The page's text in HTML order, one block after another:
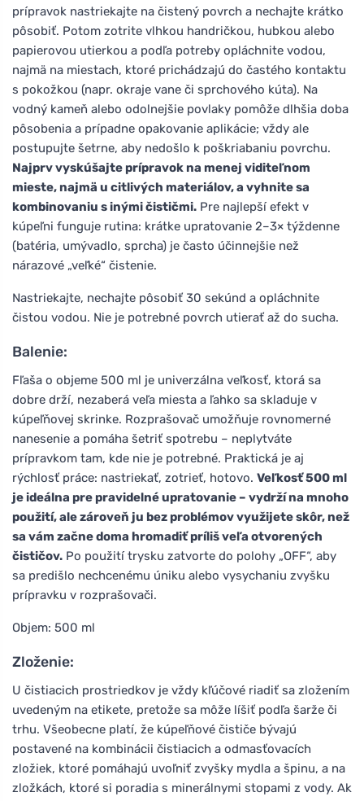
prípravok nastriekajte na čistený povrch a nechajte krátko
pôsobiť. Potom zotrite vlhkou handričkou, hubkou alebo
papierovou utierkou a podľa potreby opláchnite vodou,
najmä na miestach, ktoré prichádzajú do častého kontaktu
s pokožkou (napr. okraje vane či sprchového kúta). Na
vodný kameň alebo odolnejšie povlaky pomôže dlhšia doba
pôsobenia a prípadne opakovanie aplikácie; vždy ale
postupujte šetrne, aby nedošlo k poškriabaniu povrchu.
Najprv vyskúšajte prípravok na menej viditeľnom
mieste, najmä u citlivých materiálov, a vyhnite sa
kombinovaniu s inými čističmi. Pre najlepší efekt v
kúpeľni funguje rutina: krátke upratovanie 2–3× týždenne
(batéria, umývadlo, sprcha) je často účinnejšie než
nárazové „veľké“ čistenie.
Nastriekajte, nechajte pôsobiť 30 sekúnd a opláchnite
čistou vodou. Nie je potrebné povrch utierať až do sucha.
Balenie:
Fľaša o objeme 500 ml je univerzálna veľkosť, ktorá sa
dobre drží, nezaberá veľa miesta a ľahko sa skladuje v
kúpeľňovej skrinke. Rozprašovač umožňuje rovnomerné
nanesenie a pomáha šetriť spotrebu – neplytváte
prípravkom tam, kde nie je potrebné. Praktická je aj
rýchlosť práce: nastriekať, zotrieť, hotovo. Veľkosť 500 ml
je ideálna pre pravidelné upratovanie – vydrží na mnoho
použití, ale zároveň ju bez problémov využijete skôr, než
sa vám začne doma hromadiť príliš veľa otvorených
čističov. Po použití trysku zatvorte do polohy „OFF“, aby
sa predišlo nechcenému úniku alebo vysychaniu zvyšku
prípravku v rozprašovači.
Objem: 500 ml
Zloženie:
U čistiacich prostriedkov je vždy kľúčové riadiť sa zložením
uvedeným na etikete, pretože sa môže líšiť podľa šarže či
trhu. Všeobecne platí, že kúpeľňové čističe bývajú
postavené na kombinácii čistiacich a odmasťovacích
zložiek, ktoré pomáhajú uvoľniť zvyšky mydla a špinu, a na
zložkách, ktoré si poradia s minerálnymi stopami z vody. Ak